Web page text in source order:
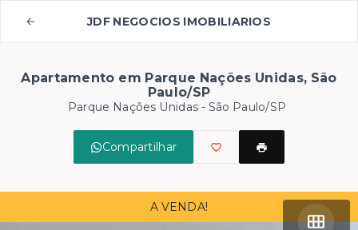
JDF NEGOCIOS IMOBILIARIOS
Apartamento em Parque Nações Unidas, São
Paulo/SP
Parque Nações Unidas - São Paulo/SP
Compartilhar
A VENDA!